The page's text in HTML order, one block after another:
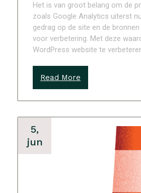
Het is van groot belang om de
zoals Google Analytics uiterst
gedrag op de site en de
voor verbetering. Met deze
WordPress website te
Read More
5,
jun